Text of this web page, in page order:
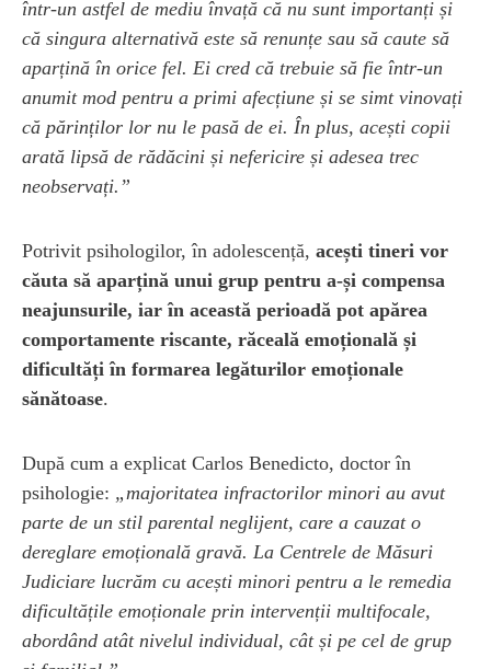
într-un astfel de mediu învață că nu sunt importanți și
că singura alternativă este să renunțe sau să caute să
aparțină în orice fel. Ei cred că trebuie să fie într-un
anumit mod pentru a primi afecțiune și se simt vinovați
că părinților lor nu le pasă de ei. În plus, acești copii
arată lipsă de rădăcini și nefericire și adesea trec
neobservați.”
Potrivit psihologilor, în adolescență, acești tineri vor
căuta să aparțină unui grup pentru a-și compensa
neajunsurile, iar în această perioadă pot apărea
comportamente riscante, răceală emoțională și
dificultăți în formarea legăturilor emoționale
sănătoase.
După cum a explicat Carlos Benedicto, doctor în
psihologie: „majoritatea infractorilor minori au avut
parte de un stil parental neglijent, care a cauzat o
dereglare emoțională gravă. La Centrele de Măsuri
Judiciare lucrăm cu acești minori pentru a le remedia
dificultățile emoționale prin intervenții multifocale,
abordând atât nivelul individual, cât și pe cel de grup